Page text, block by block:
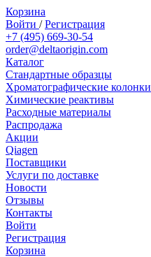
Корзина
Войти /Регистрация
+7 (495) 669-30-54
order@deltaorigin.com
Каталог
Стандартные образцы
Хроматографические колонки
Химические реактивы
Расходные материалы
Распродажа
Акции
Qiagen
Поставщики
Услуги по доставке
Новости
Отзывы
Контакты
Войти
Регистрация
Корзина